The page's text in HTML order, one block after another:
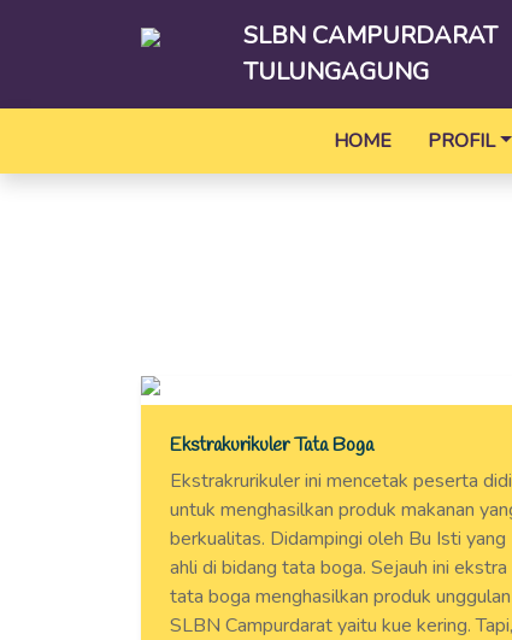
SLBN CAMPURDARAT
TULUNGAGUNG
HOME PROFIL
Ekstrakurikuler Tata Boga
Ekstrakrurikuler ini mencetak peserta
untuk menghasilkan produk makanan
berkualitas. Didampingi oleh Bu Isti yang
ahli di bidang tata boga. Sejauh ini ekstra
tata boga menghasilkan produk unggulan
SLBN Campurdarat yaitu kue kering. Tapi,